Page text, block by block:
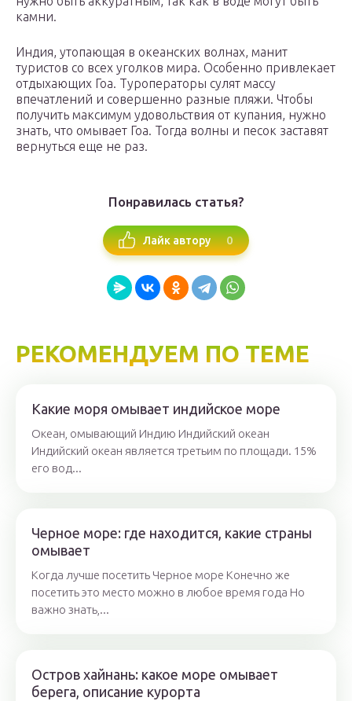
камни.
Индия, утопающая в океанских волнах, манит
туристов со всех уголков мира. Особенно привлекает
отдыхающих Гоа. Туроператоры сулят массу
впечатлений и совершенно разные пляжи. Чтобы
получить максимум удовольствия от купания, нужно
знать, что омывает Гоа. Тогда волны и песок заставят
вернуться еще не раз.
Понравилась статья?
Лайк автору 0
РЕКОМЕНДУЕМ ПО ТЕМЕ
Какие моря омывает индийское море
Океан, омывающий Индию Индийский океан
Индийский океан является третьим по площади. 15%
его вод...
Черное море: где находится, какие страны
омывает
Когда лучше посетить Черное море Конечно же
посетить это место можно в любое время года Но
важно знать,...
Остров хайнань: какое море омывает
берега, описание курорта